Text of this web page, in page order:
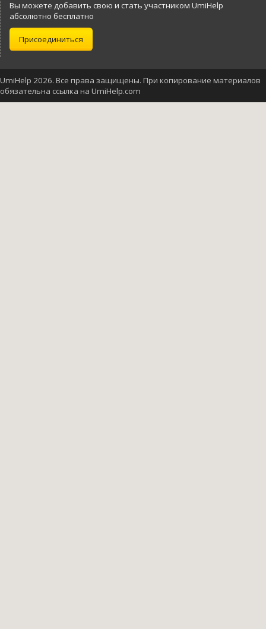
Вы можете добавить свою и стать участником UmiHelp
абсолютно бесплатно
Присоединиться
UmiHelp 2026. Все права защищены. При копирование материалов
обязательна ссылка на UmiHelp.com